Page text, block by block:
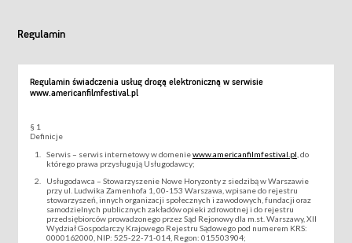
Regulamin
Regulamin świadczenia usług drogą elektroniczną w serwisie
www.americanfilmfestival.pl
§ 1
Definicje
Serwis – serwis internetowy w domeniewww.americanfilmfestival.pl , do
którego prawa przysługują Usługodawcy;
Usługodawca – Stowarzyszenie Nowe Horyzonty z siedzibą w Warszawie
przy ul. Ludwika Zamenhofa 1, 00-153 Warszawa, wpisane do rejestru
stowarzyszeń, innych organizacji społecznych i zawodowych, fundacji oraz
samodzielnych publicznych zakładów opieki zdrowotnej i do rejestru
przedsiębiorców prowadzonego przez Sąd Rejonowy dla m.st. Warszawy, XII
Wydział Gospodarczy Krajowego Rejestru Sądowego pod numerem KRS:
0000162000, NIP: 525-22-71-014, Regon: 015503904;